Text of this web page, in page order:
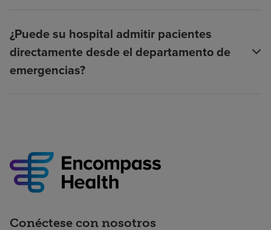
¿Puede su hospital admitir pacientes
directamente desde el departamento de
emergencias?
Conéctese con nosotros